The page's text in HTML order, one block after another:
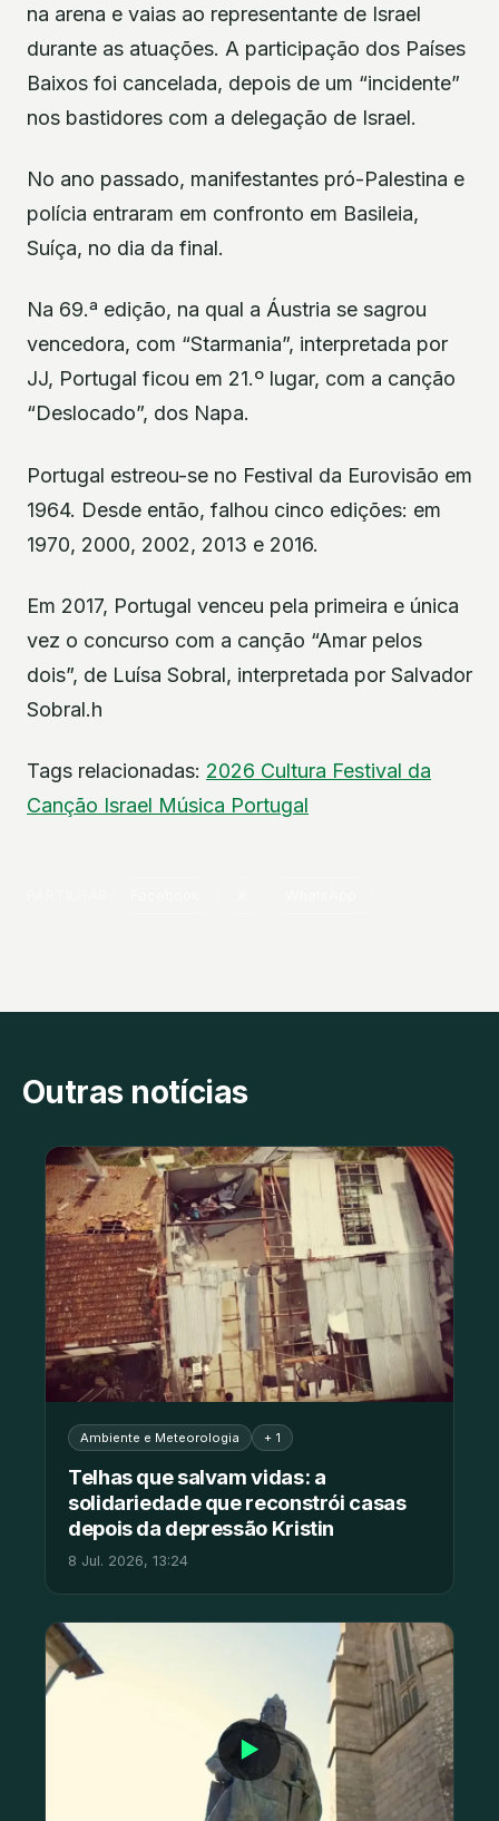
na arena e vaias ao representante de Israel
durante as atuações. A participação dos Países
Baixos foi cancelada, depois de um “incidente”
nos bastidores com a delegação de Israel.
No ano passado, manifestantes pró-Palestina e
polícia entraram em confronto em Basileia,
Suíça, no dia da final.
Na 69.ª edição, na qual a Áustria se sagrou
vencedora, com “Starmania”, interpretada por
JJ, Portugal ficou em 21.º lugar, com a canção
“Deslocado”, dos Napa.
Portugal estreou-se no Festival da Eurovisão em
1964. Desde então, falhou cinco edições: em
1970, 2000, 2002, 2013 e 2016.
Em 2017, Portugal venceu pela primeira e única
vez o concurso com a canção “Amar pelos
dois”, de Luísa Sobral, interpretada por Salvador
Sobral.h
Tags relacionadas: 2026 Cultura Festival da
Canção Israel Música Portugal
Outras notícias
Ambiente e Meteorologia + 1
Telhas que salvam vidas: a
solidariedade que reconstrói casas
depois da depressão Kristin
8 Jul. 2026, 13:24
▶